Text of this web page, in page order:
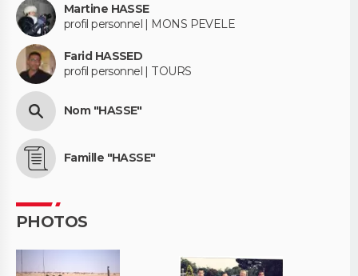
Martine HASSE
profil personnel | MONS PEVELE
Farid HASSED
profil personnel | TOURS
Nom "HASSE"
Famille "HASSE"
PHOTOS